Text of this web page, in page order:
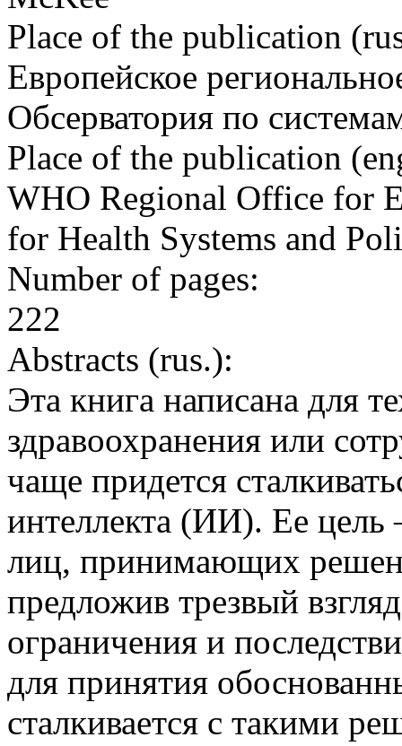
Place of the publication
Европейское
Обсерватория по
Place of the publication
WHO Regional Office for
for Health Systems and
Number of pages:
222
Abstracts (rus.):
Эта книга написана для
здравоохранения или
чаще придется
интеллекта (ИИ). Ее
лиц, принимающих
предложив трезвый
ограничения и
для принятия
сталкивается с такими